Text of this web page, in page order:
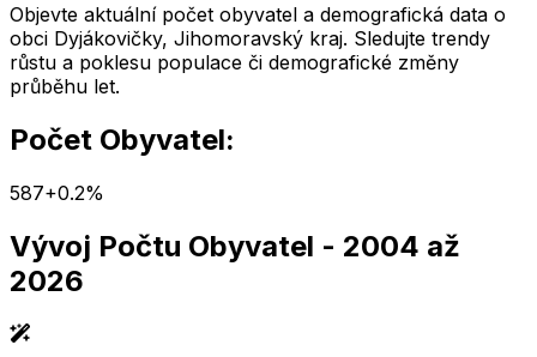
Objevte aktuální počet obyvatel a demografická data o
obci Dyjákovičky, Jihomoravský kraj. Sledujte trendy
růstu a poklesu populace či demografické změny
průběhu let.
Počet Obyvatel:
587+0.2%
Vývoj Počtu Obyvatel - 2004 až
2026